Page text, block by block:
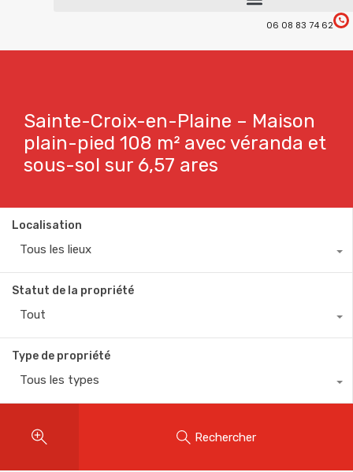
06 08 83 74 62
Sainte-Croix-en-Plaine – Maison
plain-pied 108 m² avec véranda et
sous-sol sur 6,57 ares
Localisation
Tous les lieux
Statut de la propriété
Tout
Type de propriété
Tous les types
Rechercher